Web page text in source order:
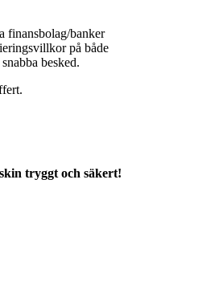
finansbolag/banker
på både
besked.
tryggt och säkert!